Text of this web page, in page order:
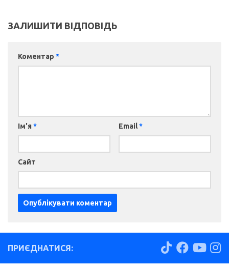
ЗАЛИШИТИ ВІДПОВІДЬ
Коментар *
Ім'я * Email*
Сайт
ПРИЄДНАТИСЯ: